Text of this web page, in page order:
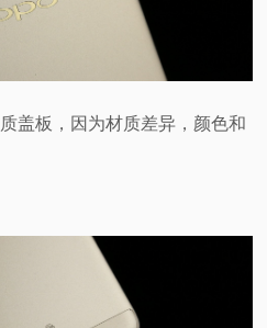
盖板，因为材质差异，颜色和